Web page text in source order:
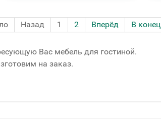
Назад 1 2 Вперёд В конец
Вас мебель для гостиной.
на заказ.